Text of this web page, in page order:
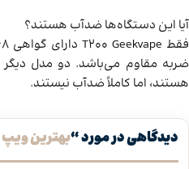
آیا این دستگاه‌ها ضدآب هستند؟
ضربه مقاوم می‌باشد. دو مدل
هستند، اما کاملاً ضدآب نیستند.
دیدگاهی در مورد “بهترین ویپ ۲۰۰ وات